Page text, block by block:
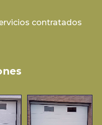
contratados